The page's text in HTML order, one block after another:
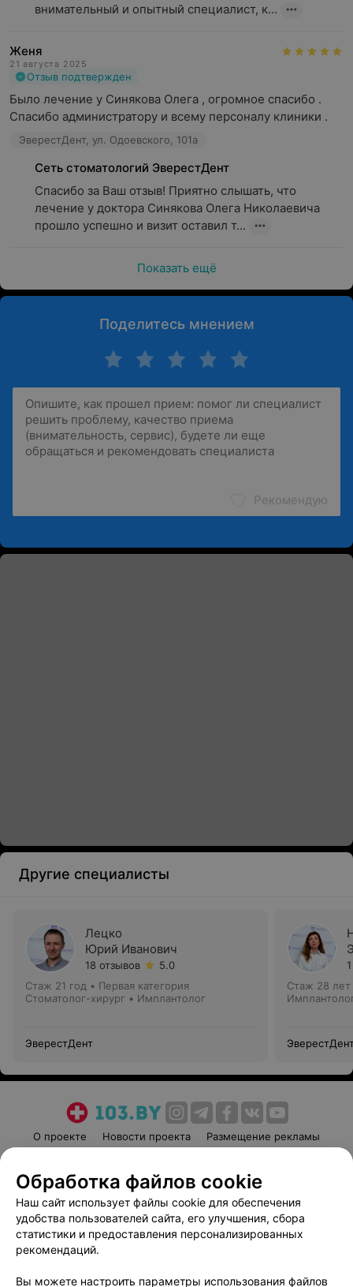
внимательный и опытный специалист, к...
Женя
21 августа 2025
Отзыв подтвержден
Было лечение у Синякова Олега , огромное спасибо .
Спасибо администратору и всему персоналу клиники .
ЭверестДент, ул. Одоевского, 101а
Сеть стоматологий ЭверестДент
Спасибо за Ваш отзыв! Приятно слышать, что
лечение у доктора Синякова Олега Николаевича
прошло успешно и визит оставил т...
Показать ещё
Поделитесь мнением
Рекомендую
Другие специалисты
Лецко
Юрий Иванович
18 отзывов
5.0
Стаж 21 год • Первая категория
Стоматолог-хирург • Имплантолог
ЭверестДент
Стаж 28 лет
О проекте Новости проекта
Размещение рекламы
Пользовательское соглашение
Способы оплаты
Вакансии
Партнеры
Написать руководителю 103.by
Обработка файлов cookie
Наш сайт использует файлы cookie для обеспечения
удобства пользователей сайта, его улучшения, сбора
статистики и предоставления персонализированных
рекомендаций.
Вы можете настроить параметры использования файлов